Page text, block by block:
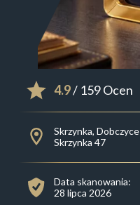
4.9/ 159 Ocen
Skrzynka, Dobczyce
Skrzynka 47
Data skanowania:
28 lipca 2026